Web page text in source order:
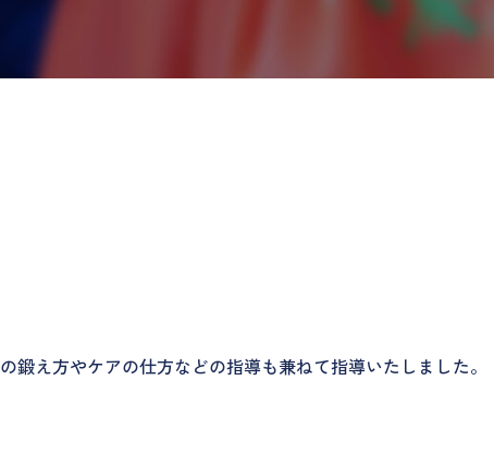
え方やケアの仕方などの指導も兼ねて指導いたしました。